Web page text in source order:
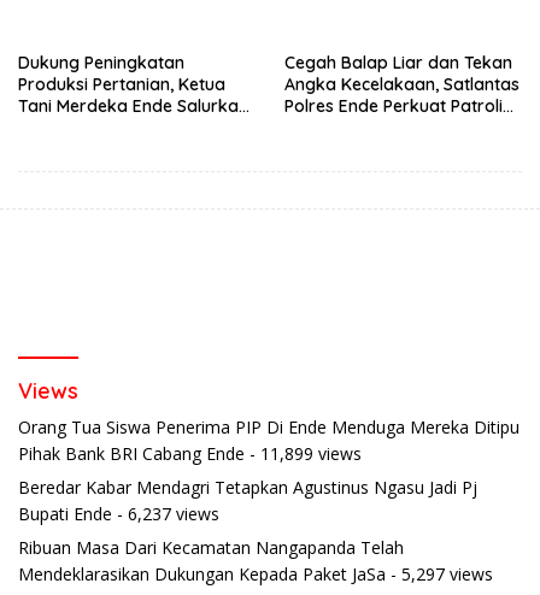
Dukung Peningkatan
Produksi Pertanian, Ketua
Tani Merdeka Ende Salurkan
Cegah Balap Liar dan Tekan
Angka Kecelakaan, Satlantas
Polres Ende Perkuat Patroli
Views
Orang Tua Siswa Penerima PIP Di Ende Menduga Mereka Ditipu
Pihak Bank BRI Cabang Ende - 11,899 views
Beredar Kabar Mendagri Tetapkan Agustinus Ngasu Jadi Pj
Bupati Ende - 6,237 views
Ribuan Masa Dari Kecamatan Nangapanda Telah
Mendeklarasikan Dukungan Kepada Paket JaSa - 5,297 views